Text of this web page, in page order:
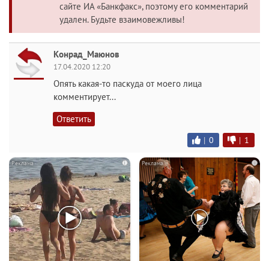
сайте ИА «Банкфакс», поэтому его комментарий
удален. Будьте взаимовежливы!
Конрад_Маюнов
17.04.2020 12:20
Опять какая-то паскуда от моего лица
комментирует...
Ответить
| 0 | 1
i i